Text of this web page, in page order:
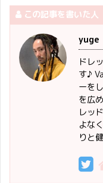
この記事を書いた人
yuge
ドレ
す♪
ーを
を広
レッ
よな
りと